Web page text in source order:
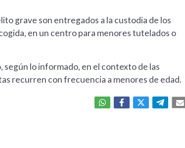
grave son entregados a la custodia de los
en un centro para menores tutelados o
según lo informado, en el contexto de las
recurren con frecuencia a menores de edad.